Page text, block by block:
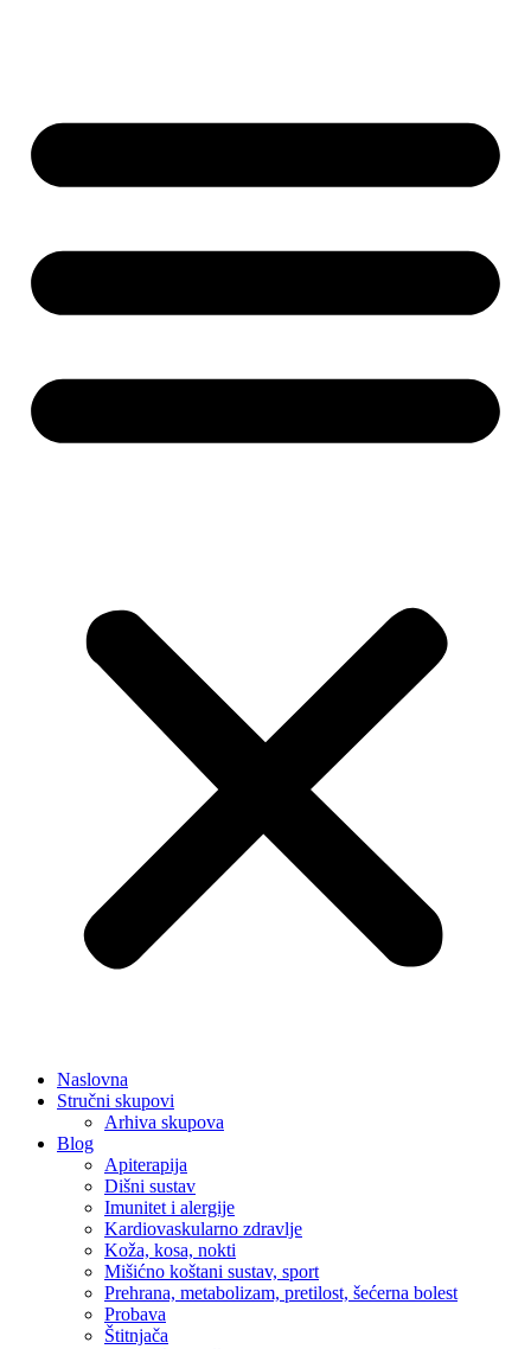
Naslovna
Stručni skupovi
Arhiva skupova
Blog
Apiterapija
Dišni sustav
Imunitet i alergije
Kardiovaskularno zdravlje
Koža, kosa, nokti
Mišićno koštani sustav, sport
Prehrana, metabolizam, pretilost, šećerna bolest
Probava
Štitnjača